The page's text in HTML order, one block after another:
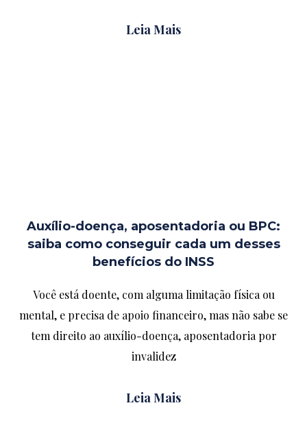
Leia Mais
Auxílio-doença, aposentadoria ou BPC:
saiba como conseguir cada um desses
benefícios do INSS
Você está doente, com alguma limitação física ou
mental, e precisa de apoio financeiro, mas não sabe se
tem direito ao auxílio-doença, aposentadoria por
invalidez
Leia Mais